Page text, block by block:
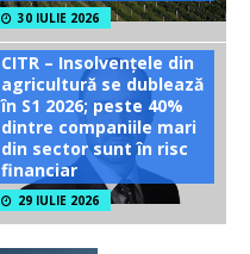
30 IULIE 2026
CITR – Insolvențele din
agricultură se dublează
în S1 2026; peste 40%
dintre companiile mari
din sector sunt în risc
financiar
29 IULIE 2026